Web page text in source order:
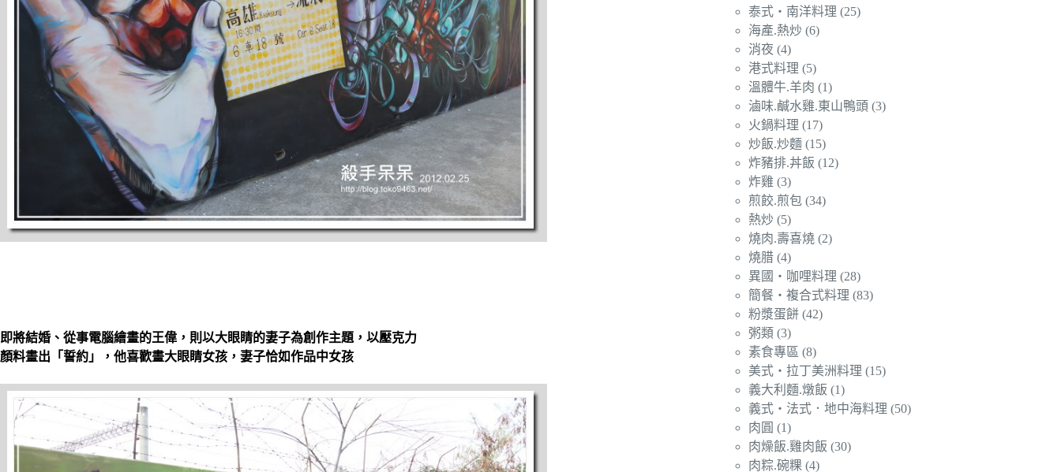
即將結婚、從事電腦繪畫的王偉，則以大眼睛的妻子為創作主題，以壓克力
顏料畫出「誓約」，他喜歡畫大眼睛女孩，妻子恰如作品中女孩
泰式‧南洋料理 (25)
海產.熱炒 (6)
消夜 (4)
港式料理 (5)
溫體牛.羊肉 (1)
滷味.鹹水雞.東山鴨頭 (3)
火鍋料理 (17)
炒飯.炒麵 (15)
炸豬排.丼飯 (12)
炸雞 (3)
煎餃.煎包 (34)
熱炒 (5)
燒肉.壽喜燒 (2)
燒腊 (4)
異國‧咖哩料理 (28)
簡餐‧複合式料理 (83)
粉漿蛋餅 (42)
粥類 (3)
素食專區 (8)
美式‧拉丁美洲料理 (15)
義大利麵.燉飯 (1)
義式‧法式．地中海料理 (50)
肉圓 (1)
肉燥飯.雞肉飯 (30)
肉粽.碗粿 (4)